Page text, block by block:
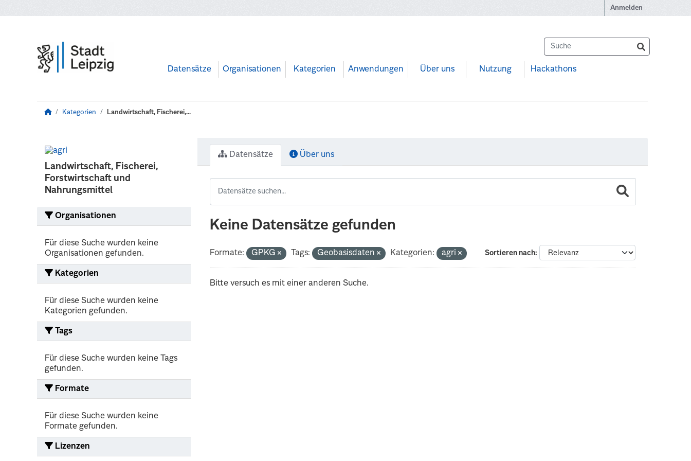
Anmelden
Datensätze Organisationen Kategorien Anwendungen Über uns Nutzung Hackathons
Kategorien Landwirtschaft, Fischerei,...
Landwirtschaft, Fischerei,
Forstwirtschaft und
Nahrungsmittel
Organisationen
Für diese Suche wurden keine
Organisationen gefunden.
Kategorien
Für diese Suche wurden keine
Kategorien gefunden.
Tags
Für diese Suche wurden keine Tags
gefunden.
Formate
Für diese Suche wurden keine
Formate gefunden.
Lizenzen
Datensätze Über uns
Keine Datensätze gefunden
Sortieren nach
Formate: GPKG Tags: Geobasisdaten Kategorien: agri
Bitte versuch es mit einer anderen Suche.